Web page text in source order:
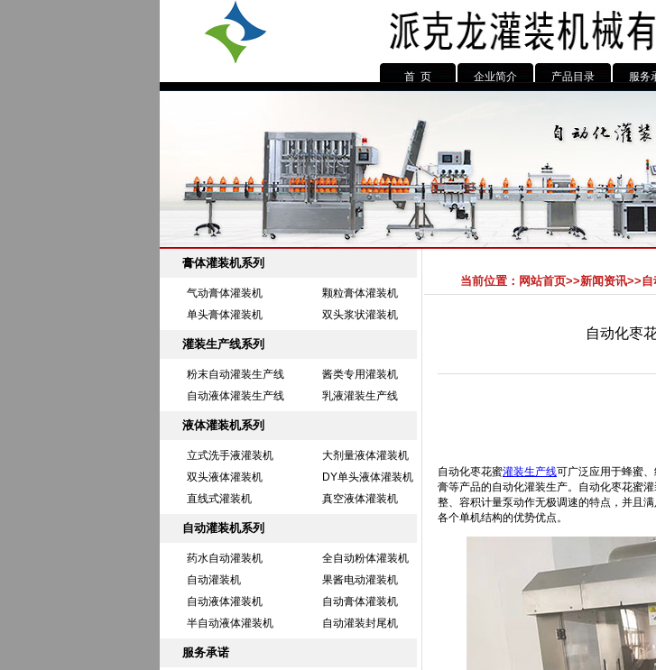
首 页 企业简介 产品目录 服务
膏体灌装机系列
气动膏体灌装机
单头膏体灌装机
颗粒膏体灌装机
双头浆状灌装机
灌装生产线系列
粉末自动灌装生产线
自动液体灌装生产线
酱类专用灌装机
乳液灌装生产线
液体灌装机系列
立式洗手液灌装机
双头液体灌装机
直线式灌装机
大剂量液体灌装机
DY单头液体灌装机
真空液体灌装机
自动灌装机系列
药水自动灌装机
自动灌装机
自动液体灌装机
半自动液体灌装机
全自动粉体灌装机
果酱电动灌装机
自动膏体灌装机
自动灌装封尾机
服务承诺
当前位置： 网站首页>>新闻资讯>>自
自动化枣
自动化枣花蜜灌装生产线可广泛应用于蜂蜜
膏等产品的自动化灌装生产。自动化枣花蜜
整、容积计量泵动作无极调速的特点，并且
各个单机结构的优势优点。